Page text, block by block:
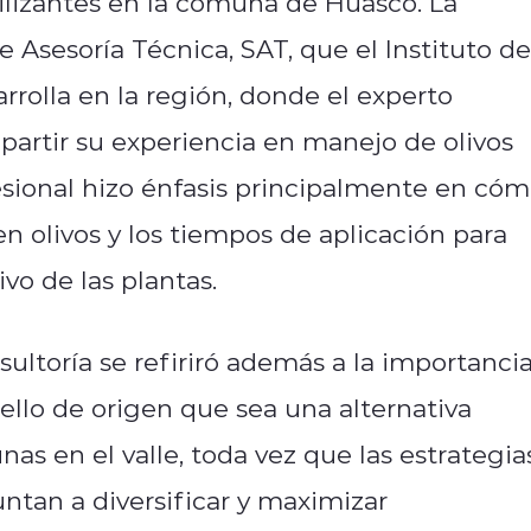
Asesoría Técnica, SAT, que el Instituto de
en la región, donde el experto
su experiencia en manejo de olivos
hizo énfasis principalmente en
olivos y los tiempos de aplicación para
de las plantas.
se refiriró además a la
de origen que sea una alternativa
en el valle, toda vez que las
a diversificar y maximizar